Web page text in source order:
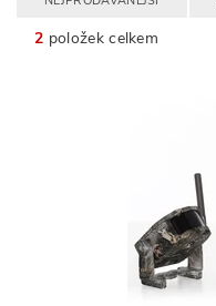
2 položek celkem